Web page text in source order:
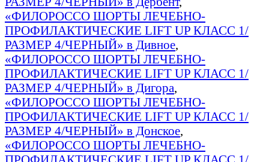
«ФИЛОРОССО ШОРТЫ ЛЕЧЕБНО-
ПРОФИЛАКТИЧЕСКИЕ LIFT UP КЛАСС 1/
РАЗМЕР 4/ЧЕРНЫЙ» в Дивное,
«ФИЛОРОССО ШОРТЫ ЛЕЧЕБНО-
ПРОФИЛАКТИЧЕСКИЕ LIFT UP КЛАСС 1/
РАЗМЕР 4/ЧЕРНЫЙ» в Дигора,
«ФИЛОРОССО ШОРТЫ ЛЕЧЕБНО-
ПРОФИЛАКТИЧЕСКИЕ LIFT UP КЛАСС 1/
РАЗМЕР 4/ЧЕРНЫЙ» в Донское,
«ФИЛОРОССО ШОРТЫ ЛЕЧЕБНО-
ПРОФИЛАКТИЧЕСКИЕ LIFT UP КЛАСС 1/